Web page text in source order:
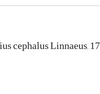
Linnaeus,